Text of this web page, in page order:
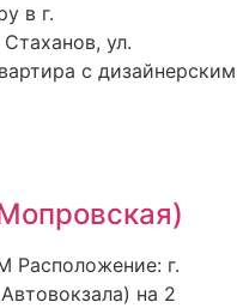
в г.
ул.
с дизайнерским
г.
на 2